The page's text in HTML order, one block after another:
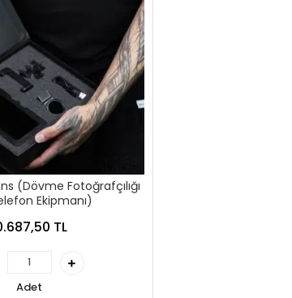
(Dövme Fotoğrafçılığı
Ekipmanı)
TL
Adet